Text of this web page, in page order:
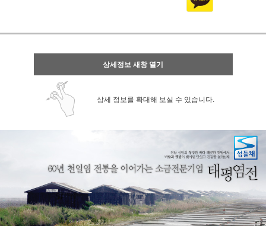
상세정보 새창 열기
상세 정보를 확대해 보실 수 있습니다.